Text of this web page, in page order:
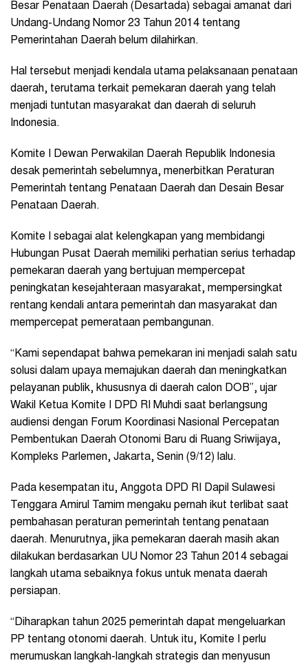
Besar Penataan Daerah (Desartada) sebagai amanat dari
Undang-Undang Nomor 23 Tahun 2014 tentang
Pemerintahan Daerah belum dilahirkan.
Hal tersebut menjadi kendala utama pelaksanaan penataan
daerah, terutama terkait pemekaran daerah yang telah
menjadi tuntutan masyarakat dan daerah di seluruh
Indonesia.
Komite I Dewan Perwakilan Daerah Republik Indonesia
desak pemerintah sebelumnya, menerbitkan Peraturan
Pemerintah tentang Penataan Daerah dan Desain Besar
Penataan Daerah.
Komite I sebagai alat kelengkapan yang membidangi
Hubungan Pusat Daerah memiliki perhatian serius terhadap
pemekaran daerah yang bertujuan mempercepat
peningkatan kesejahteraan masyarakat, mempersingkat
rentang kendali antara pemerintah dan masyarakat dan
mempercepat pemerataan pembangunan.
“Kami sependapat bahwa pemekaran ini menjadi salah satu
solusi dalam upaya memajukan daerah dan meningkatkan
pelayanan publik, khususnya di daerah calon DOB”, ujar
Wakil Ketua Komite I DPD RI Muhdi saat berlangsung
audiensi dengan Forum Koordinasi Nasional Percepatan
Pembentukan Daerah Otonomi Baru di Ruang Sriwijaya,
Kompleks Parlemen, Jakarta, Senin (9/12) lalu.
Pada kesempatan itu, Anggota DPD RI Dapil Sulawesi
Tenggara Amirul Tamim mengaku pernah ikut terlibat saat
pembahasan peraturan pemerintah tentang penataan
daerah. Menurutnya, jika pemekaran daerah masih akan
dilakukan berdasarkan UU Nomor 23 Tahun 2014 sebagai
langkah utama sebaiknya fokus untuk menata daerah
persiapan.
“Diharapkan tahun 2025 pemerintah dapat mengeluarkan
PP tentang otonomi daerah. Untuk itu, Komite I perlu
merumuskan langkah-langkah strategis dan menyusun